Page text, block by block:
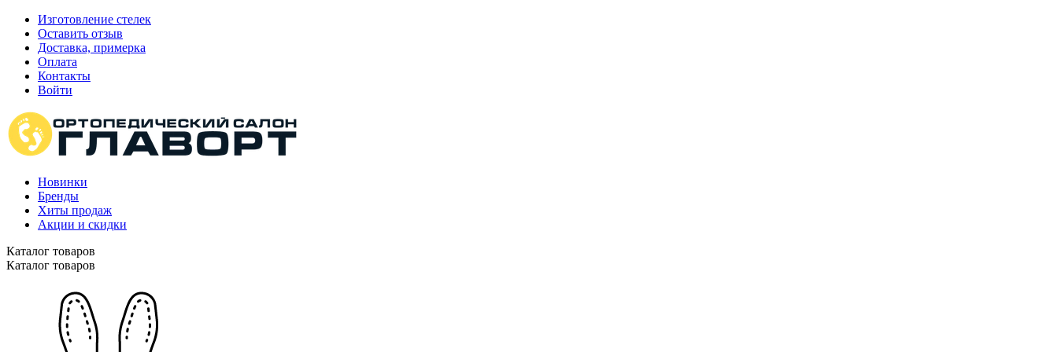
Изготовление стелек
Оставить отзыв
Доставка, примерка
Оплата
Контакты
Войти
Новинки
Бренды
Хиты продаж
Акции и скидки
Каталог товаров
Каталог товаров